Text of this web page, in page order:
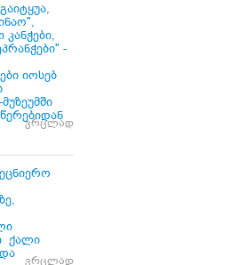
კანჭები,
-
იოსებ
ვრცლად
ქალი
ვრცლად